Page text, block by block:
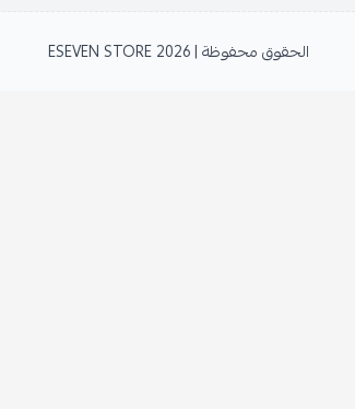
الحقوق محفوظة | 2026 ESEVEN STORE